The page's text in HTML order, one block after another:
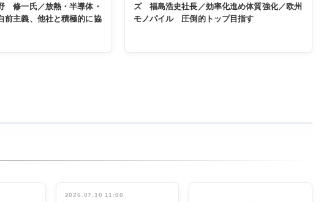
修一氏／放熱・半導体・
前主義、他社と積極的に協
ズ 福島浩史社長／効率化進め体質強化／欧州
モノパイル 圧倒的トップ目指す
2026.07.10 11:00